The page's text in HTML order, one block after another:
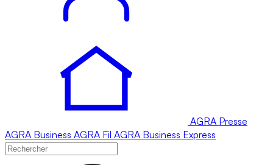
AGRA Presse
AGRA Business AGRA Fil AGRA Business Express